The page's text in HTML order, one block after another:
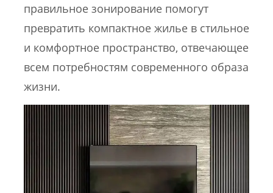
правильное зонирование помогут
превратить компактное жилье в стильное
и комфортное пространство, отвечающее
всем потребностям современного образа
жизни.